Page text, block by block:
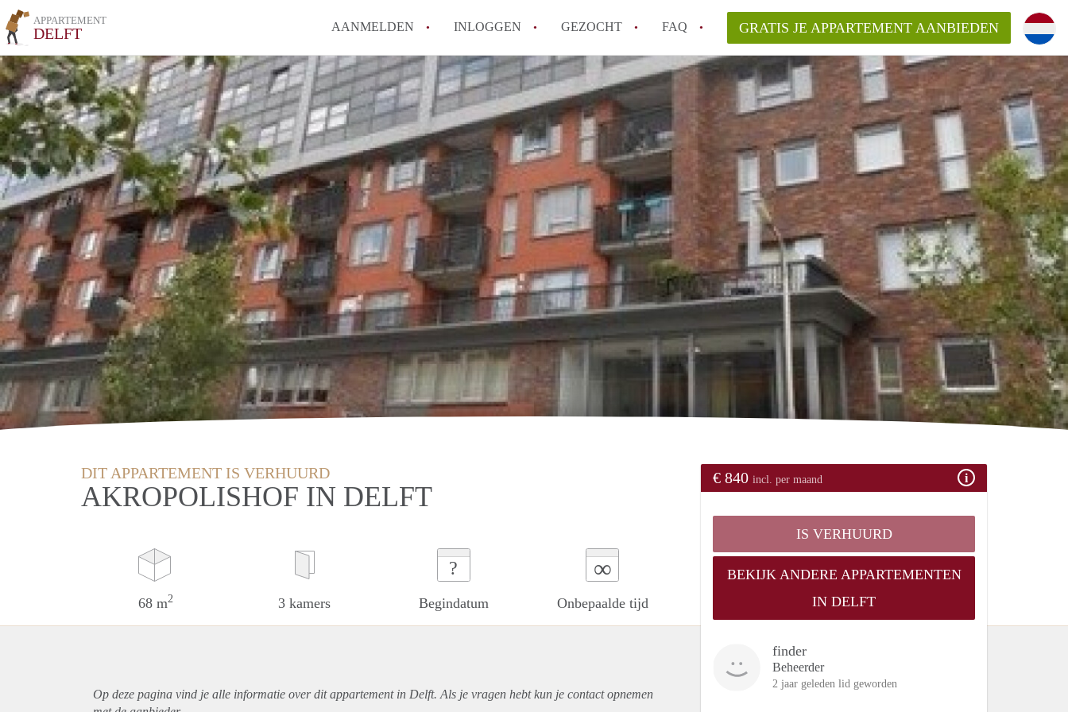
APPARTEMENT
DELFT AANMELDEN INLOGGEN GEZOCHT FAQ
How to translate AppartementDelft!
Wat is AppartementDelft?
Hoeveel kost het om te reageren op een Appartement in Delft?
Wat is de privacyverklaring van AppartementDelft?
Berekent AppartementDelft makelaarsvergoeding/bemiddelingsvergoeding?
Alle veelgestelde vragen
GRATIS JE APPARTEMENT AANBIEDEN
DIT APPARTEMENT IS VERHUURD
AKROPOLISHOF IN DELFT
68 m2 3 kamers
?
Begindatum
∞
Onbepaalde tijd
€ 840 incl. per maand
IS VERHUURD
BEKIJK ANDERE APPARTEMENTEN
IN DELFT
finder
Beheerder
2 jaar geleden lid geworden
Op deze pagina vind je alle informatie over ditappartementin Delft. Als je vragen hebt kun je contact opnemen